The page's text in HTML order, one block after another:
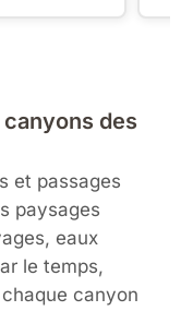
des
et passages
paysages
eaux
le temps,
canyon